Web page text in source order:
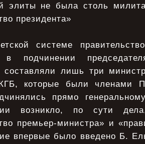
элиты не была столь
президента»
системе
в подчинении
составляли лишь три
которые были членами
прямо
возникло, по сути
премьер-министра» и
впервые было введено Б.